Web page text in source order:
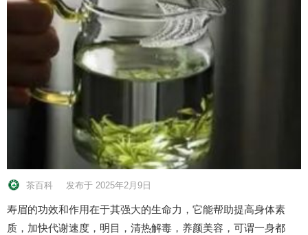
茶百科 发布于 2025年2月9日
寿眉的功效和作用在于其强大的生命力，它能帮助提高身体素
质，加快代谢速度，明目，清热解毒，养颜美容，可谓一身都